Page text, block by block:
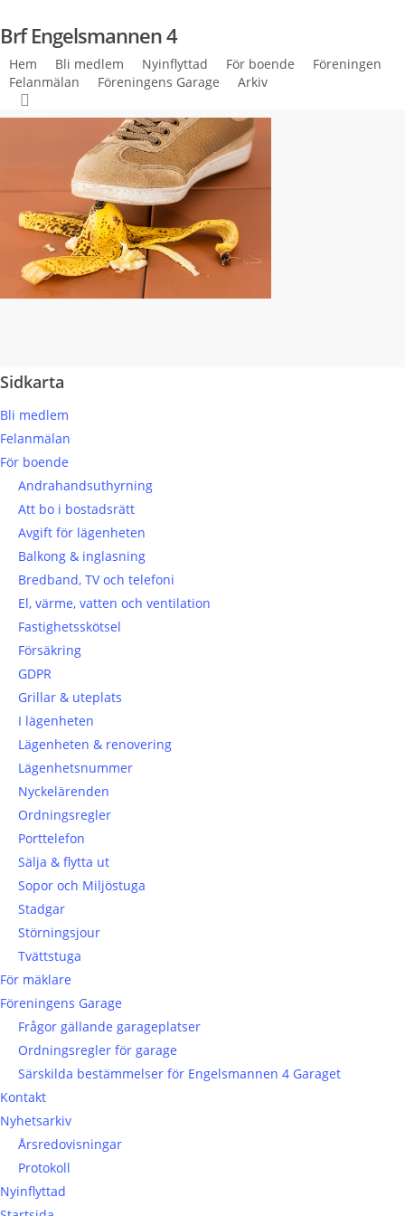
to
main
content
Brf Engelsmannen 4
Hem Bli medlem Nyinflyttad För boende
Föreningen
Felanmälan
Föreningens Garage Arkiv
Sidkarta
Bli medlem
Felanmälan
För boende
Andrahandsuthyrning
Att bo i bostadsrätt
Avgift för lägenheten
Balkong & inglasning
Bredband, TV och telefoni
El, värme, vatten och ventilation
Fastighetsskötsel
Försäkring
GDPR
Grillar & uteplats
I lägenheten
Lägenheten & renovering
Lägenhetsnummer
Nyckelärenden
Ordningsregler
Porttelefon
Sälja & flytta ut
Sopor och Miljöstuga
Stadgar
Störningsjour
Tvättstuga
För mäklare
Föreningens Garage
Frågor gällande garageplatser
Ordningsregler för garage
Särskilda bestämmelser för Engelsmannen 4 Garaget
Kontakt
Nyhetsarkiv
Årsredovisningar
Protokoll
Nyinflyttad